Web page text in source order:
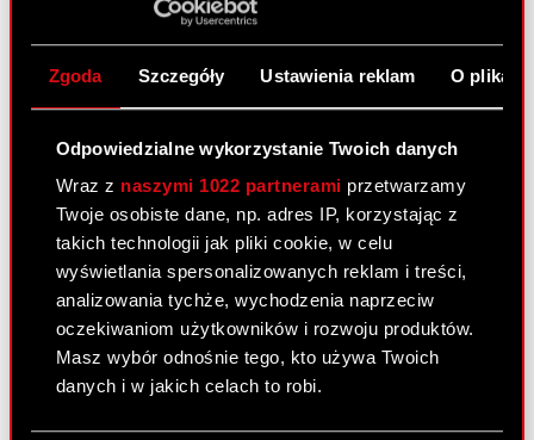
Zgoda Szczegóły Ustawienia reklam O
Odpowiedzialne wykorzystanie Twoich danych
Wraz z naszymi 1022 partnerami przetwarzamy
Twoje osobiste dane, np. adres IP, korzystając z
takich technologii jak pliki cookie, w celu
wyświetlania spersonalizowanych reklam i treści,
analizowania tychże, wychodzenia naprzeciw
oczekiwaniom użytkowników i rozwoju produktów.
Masz wybór odnośnie tego, kto używa Twoich
danych i w jakich celach to robi.
skonsolidowanych wyników finansowych
grupy Optimus S.A. za III kwartał 2010r
12 października 2010 0:00
PDF
Uchwała Zarządu w przedmiocie
określenia zasad przyjmowania
oświadczeń o objęciu akcji serii C2, w
sprawie określenia wzoru formularza
objęcia akcji serii C2 oraz w sprawie
określenia terminu wpłaty na akcje serii
C2 i skutku nieuiszczenia należnej